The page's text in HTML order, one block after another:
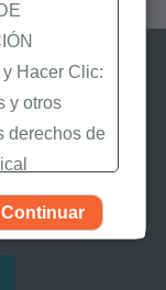
Hacer Clic:
y otros
derechos de
de
de la AMA.
Continuar